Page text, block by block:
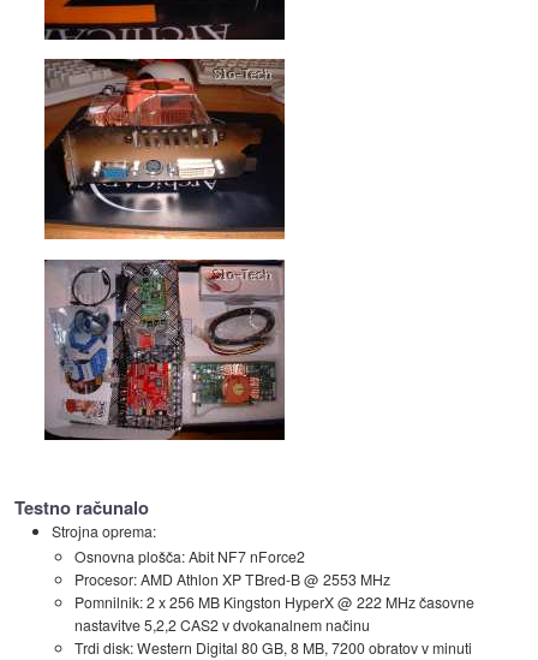
Testno računalo
Strojna oprema:
Osnovna plošča: Abit NF7 nForce2
Procesor: AMD Athlon XP TBred-B @ 2553 MHz
Pomnilnik: 2 x 256 MB Kingston HyperX @ 222 MHz časovne
nastavitve 5,2,2 CAS2 v dvokanalnem načinu
Trdi disk: Western Digital 80 GB, 8 MB, 7200 obratov v minuti